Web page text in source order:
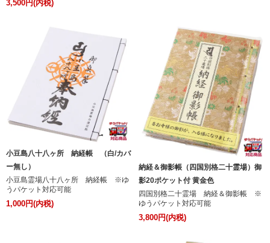
3,500円(内税)
小豆島八十八ヶ所 納経帳 （白/カバ
ー無し）
小豆島霊場八十八ヶ所 納経帳 ※ゆ
うパケット対応可能
1,000円(内税)
納経＆御影帳（四国別格二十霊場）御
影20ポケット付 黄金色
四国別格二十霊場 納経＆御影帳 ※
ゆうパケット対応可能
3,800円(内税)